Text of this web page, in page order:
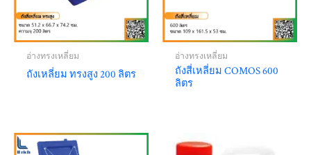
อ่างทรงเหลี่ยม
ถังเหลี่ยม ทรงสูง 200 ลิตร
อ่างทรงเหลี่ยม
ถังสี่เหลี่ยม COMOS 600
ลิตร